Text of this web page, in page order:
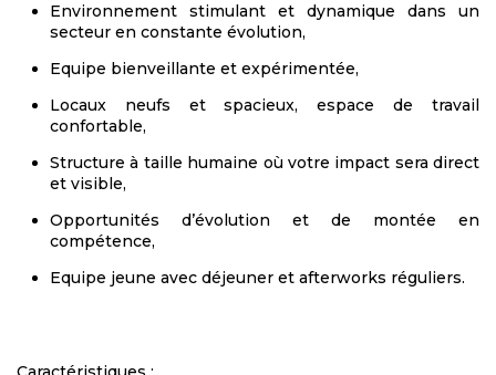
Environnement stimulant et dynamique dans un
secteur en constante évolution,
Equipe bienveillante et expérimentée,
Locaux neufs et spacieux, espace de travail
confortable,
Structure à taille humaine où votre impact sera direct
et visible,
Opportunités d’évolution et de montée en
compétence,
Equipe jeune avec déjeuner et afterworks réguliers.